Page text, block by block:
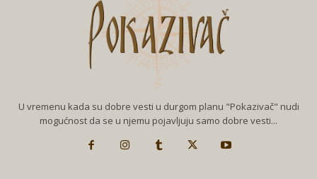
U vremenu kada su dobre vesti u durgom planu "Pokazivač" nudi
mogućnost da se u njemu pojavljuju samo dobre vesti...